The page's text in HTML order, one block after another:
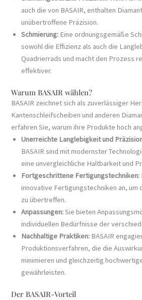
auch die von BASAIR, enthalten
unübertroffene Präzision.
Schmierung: Eine ordnungsgemäße
sowohl die Effizienz als auch die
Quadrierrads und macht den Prozess
effektiver.
Warum BASAIR wählen?
BASAIR zeichnet sich als zuverlässiger
Kantenschleifscheiben und anderen
erfahren Sie, warum ihre Produkte hoch
Unerreichte Langlebigkeit und
BASAIR sind mit modernster
eine unvergleichliche Haltbarkeit und
Fortgeschrittene Fertigungstechniken:
innovative Fertigungstechniken an, um
zu übertreffen.
Anpassungen:Sie bieten
individuellen Bedürfnisse der
Nachhaltige Praktiken: BASAIR
Produktionsverfahren, die die
minimieren und gleichzeitig
gewährleisten.
Der BASAIR-Vorteil